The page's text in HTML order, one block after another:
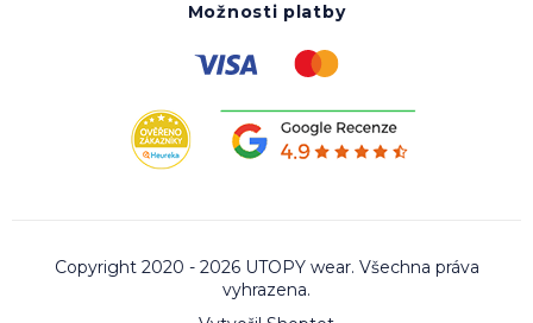
Možnosti platby
Copyright 2020 - 2026 UTOPY wear. Všechna práva
vyhrazena.